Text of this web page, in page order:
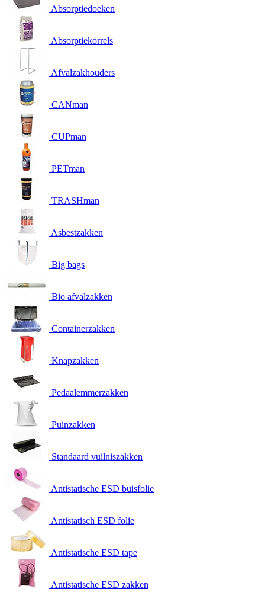
Absorptiedoeken
Absorptiekorrels
Afvalzakhouders
CANman
CUPman
PETman
TRASHman
Asbestzakken
Big bags
Bio afvalzakken
Containerzakken
Knapzakken
Pedaalemmerzakken
Puinzakken
Standaard vuilniszakken
Antistatische ESD buisfolie
Antistatisch ESD folie
Antistatische ESD tape
Antistatische ESD zakken